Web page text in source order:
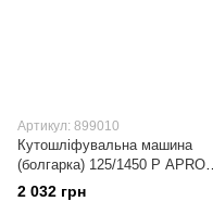
Артикул: 899010
Кутошліфувальна машина
(болгарка) 125/1450 Р APRO
899010
2 032 грн